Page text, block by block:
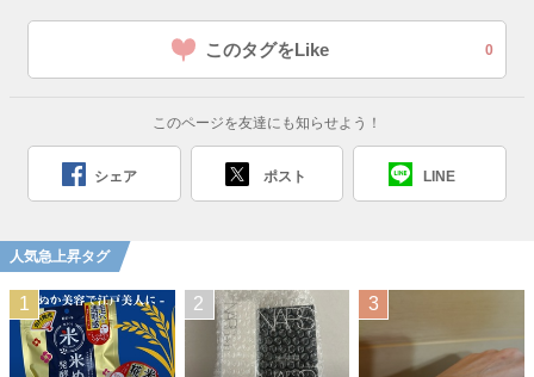
このタグをLike 0
このページを友達にも知らせよう！
シェア ポスト LINE
人気急上昇タグ